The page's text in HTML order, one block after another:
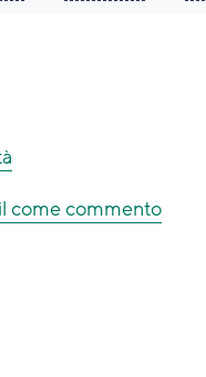
come commento